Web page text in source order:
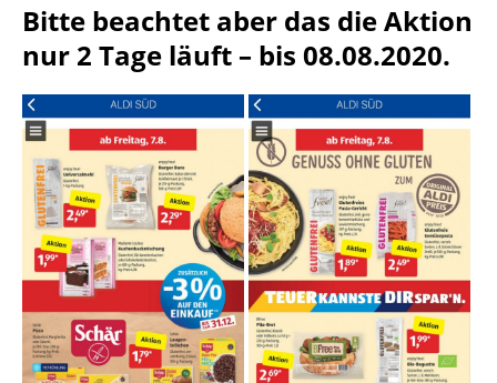
Bitte beachtet aber das die Aktion
nur 2 Tage läuft – bis 08.08.2020.